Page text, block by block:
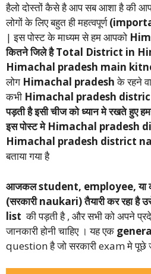
हैलो दोस्तों कैसे है आप सब आशा है की
लोगों के लिए बहुत ही महत्वपूर्ण
| इस पोस्ट के माध्यम से हम आपको
कितने जिले हैTotal District in
Himachal pradesh main
लोग Himachal pradeshके रहने
कभी Himachal pradesh
पड़ती है इसी चीज को ध्यान मे रखते हुए
इस पोस्ट मे Himachal pradesh
Himachal pradesh district
बताया गया है
आजकल student, employee, या
(सरकारी naukari) तैयारी कर
list की पड़ती है , और सभी को अपने
जानकारी होनी चाहिए । यह एक
question है जो सरकारी exam मे पूछे